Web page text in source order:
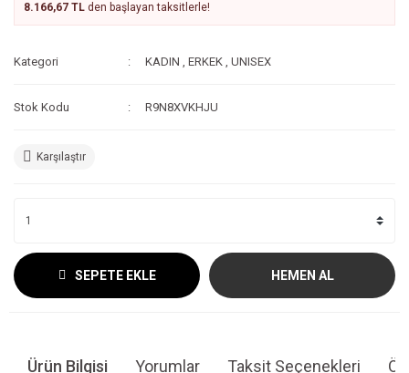
8.166,67 TL den başlayan taksitlerle!
Kategori KADIN ,ERKEK ,UNISEX
Stok Kodu R9N8XVKHJU
Karşılaştır
SEPETE EKLE HEMEN AL
Ürün Bilgisi Yorumlar Taksit Seçenekleri